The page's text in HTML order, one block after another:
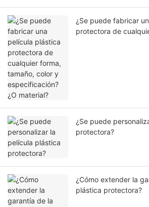
¿Se puede fabricar
protectora de
¿Se puede
protectora?
¿Cómo extender la
plástica protectora?